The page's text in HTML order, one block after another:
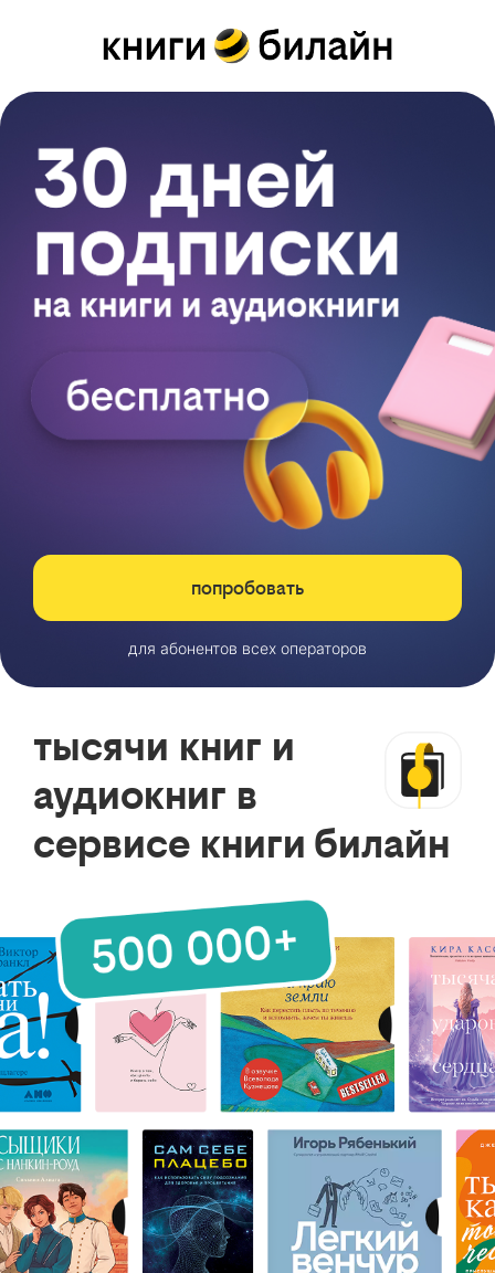
попробовать
для абонентов всех операторов
тысячи книг и
аудиокниг в
сервисе книги билайн